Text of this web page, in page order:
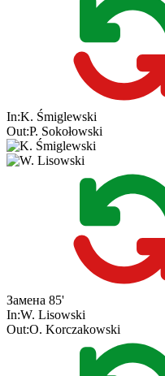
In:K. Śmiglewski
Out:P. Sokołowski
Замена 85'
In:W. Lisowski
Out:O. Korczakowski